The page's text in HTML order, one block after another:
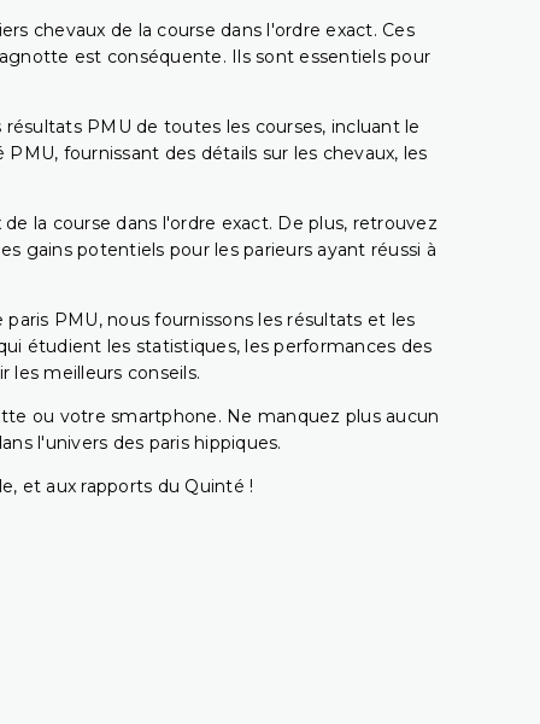
chevaux de la course dans l'ordre exact. Ces
est conséquente. Ils sont essentiels pour
PMU de toutes les courses, incluant le
fournissant des détails sur les chevaux, les
la course dans l'ordre exact. De plus, retrouvez
gains potentiels pour les parieurs ayant réussi à
PMU, nous fournissons les résultats et les
étudient les statistiques, les performances des
les meilleurs conseils.
ou votre smartphone. Ne manquez plus aucun
l'univers des paris hippiques.
et aux rapports du Quinté !